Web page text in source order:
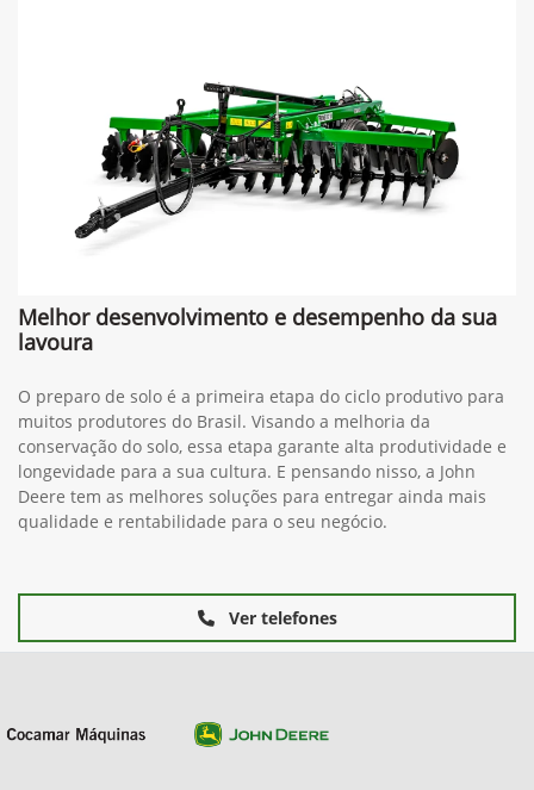
Melhor desenvolvimento e desempenho da sua
lavoura
O preparo de solo é a primeira etapa do ciclo produtivo para
muitos produtores do Brasil. Visando a melhoria da
conservação do solo, essa etapa garante alta produtividade e
longevidade para a sua cultura. E pensando nisso, a John
Deere tem as melhores soluções para entregar ainda mais
qualidade e rentabilidade para o seu negócio.
Ver telefones